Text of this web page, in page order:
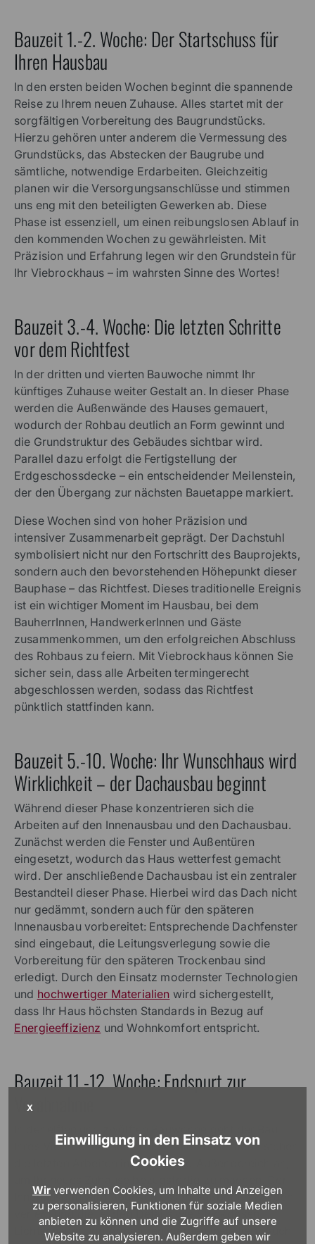
X
Einwilligung in den Einsatz von
Cookies
Wir verwenden Cookies, um Inhalte und Anzeigen
zu personalisieren, Funktionen für soziale Medien
anbieten zu können und die Zugriffe auf unsere
Website zu analysieren. Außerdem geben wir
Bauzeit 1.-2. Woche: Der Startschuss für
Ihren Hausbau
In den ersten beiden Wochen beginnt die spannende
Reise zu Ihrem neuen Zuhause. Alles startet mit der
sorgfältigen Vorbereitung des Baugrundstücks.
Hierzu gehören unter anderem die Vermessung des
Grundstücks, das Abstecken der Baugrube und
sämtliche, notwendige Erdarbeiten. Gleichzeitig
planen wir die Versorgungsanschlüsse und stimmen
uns eng mit den beteiligten Gewerken ab. Diese
Phase ist essenziell, um einen reibungslosen Ablauf in
den kommenden Wochen zu gewährleisten. Mit
Präzision und Erfahrung legen wir den Grundstein für
Ihr Viebrockhaus – im wahrsten Sinne des Wortes!
Bauzeit 3.-4. Woche: Die letzten Schritte
vor dem Richtfest
In der dritten und vierten Bauwoche nimmt Ihr
künftiges Zuhause weiter Gestalt an. In dieser Phase
werden die Außenwände des Hauses gemauert,
wodurch der Rohbau deutlich an Form gewinnt und
die Grundstruktur des Gebäudes sichtbar wird.
Parallel dazu erfolgt die Fertigstellung der
Erdgeschossdecke – ein entscheidender Meilenstein,
der den Übergang zur nächsten Bauetappe markiert.
Diese Wochen sind von hoher Präzision und
intensiver Zusammenarbeit geprägt. Der Dachstuhl
symbolisiert nicht nur den Fortschritt des Bauprojekts,
sondern auch den bevorstehenden Höhepunkt dieser
Bauphase – das Richtfest. Dieses traditionelle Ereignis
ist ein wichtiger Moment im Hausbau, bei dem
BauherrInnen, HandwerkerInnen und Gäste
zusammenkommen, um den erfolgreichen Abschluss
des Rohbaus zu feiern. Mit Viebrockhaus können Sie
sicher sein, dass alle Arbeiten termingerecht
abgeschlossen werden, sodass das Richtfest
pünktlich stattfinden kann.
Bauzeit 5.-10. Woche: Ihr Wunschhaus wird
Wirklichkeit – der Dachausbau beginnt
Während dieser Phase konzentrieren sich die
Arbeiten auf den Innenausbau und den Dachausbau.
Zunächst werden die Fenster und Außentüren
eingesetzt, wodurch das Haus wetterfest gemacht
wird. Der anschließende Dachausbau ist ein zentraler
Bestandteil dieser Phase. Hierbei wird das Dach nicht
nur gedämmt, sondern auch für den späteren
Innenausbau vorbereitet: Entsprechende Dachfenster
sind eingebaut, die Leitungsverlegung sowie die
Vorbereitung für den späteren Trockenbau sind
erledigt. Durch den Einsatz modernster Technologien
und hochwertiger Materialien wird sichergestellt,
dass Ihr Haus höchsten Standards in Bezug auf
Energieeffizienz und Wohnkomfort entspricht.
Bauzeit 11.-12. Woche: Endspurt zur
Vorabnahme
Ihres Viebrockhauses in die finale Phase. Jetzt stehen
die letzten Arbeiten im Innen- und Außenbereich an,
Innenausbau wird abgeschlossen: Fußböden werden
verlegt und die letzten Details wie Steckdosen,
Lichtschalter und Armaturen werden installiert. Auch